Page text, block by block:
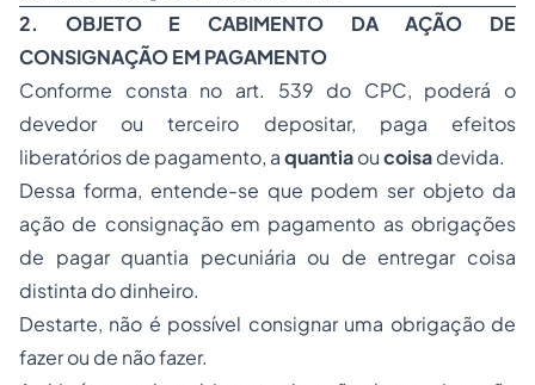
2.
OBJETO E CABIMENTO DA AÇÃO DE
CONSIGNAÇÃO EM PAGAMENTO
Conforme consta no art. 539 do CPC, poderá o
devedor ou terceiro depositar, paga efeitos
liberatórios de pagamento, aquantiaoucoisadevida.
Dessa forma, entende-se que podem ser objeto da
ação de consignação em pagamento as obrigações
de pagar quantia pecuniária ou de entregar coisa
distinta do dinheiro.
Destarte, não é possível consignar uma obrigação de
fazer ou de não fazer.